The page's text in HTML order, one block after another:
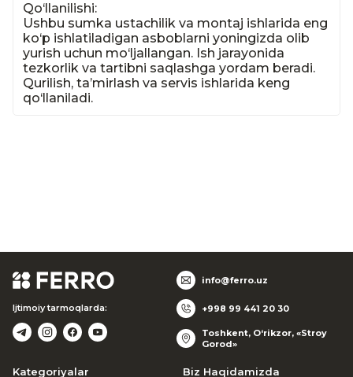
Qo‘llanilishi:
Ushbu sumka ustachilik va montaj ishlarida eng
ko‘p ishlatiladigan asboblarni yoningizda olib
yurish uchun mo‘ljallangan. Ish jarayonida
tezkorlik va tartibni saqlashga yordam beradi.
Qurilish, ta’mirlash va servis ishlarida keng
qo‘llaniladi.
Ijtimoiy tarmoqlarda:
info@ferro.uz
+998 99 441 20 30
Toshkent, O‘rikzor, «Stroy
Gorod»
Kategoriyalar Biz Haqidamizda